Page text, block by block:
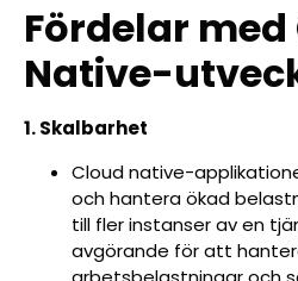
Fördelar med
Native-
1. Skalbarhet
Cloud native-
och hantera ökad
till fler instanser av en
avgörande för att